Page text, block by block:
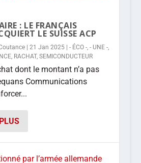
: LE FRANÇAIS
LE SUISSE ACP
| 21 Jan 2025| - ÉCO -, - UNE -,
, RACHAT, SEMICONDUCTEUR
dont le montant n’a pas
Communications